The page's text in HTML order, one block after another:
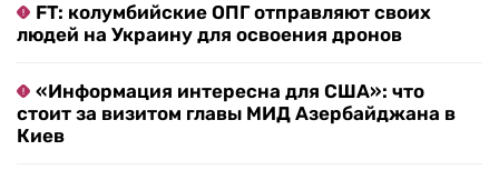
FT: колумбийские ОПГ отправляют своих
людей на Украину для освоения дронов
«Информация интересна для США»: что
стоит за визитом главы МИД Азербайджана в
Киев